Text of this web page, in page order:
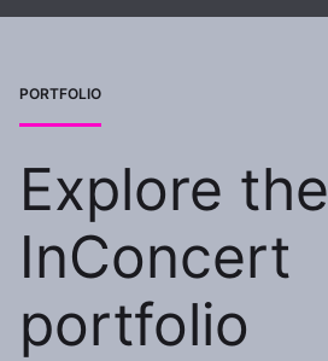
PORTFOLIO
Explore the
InConcert
portfolio